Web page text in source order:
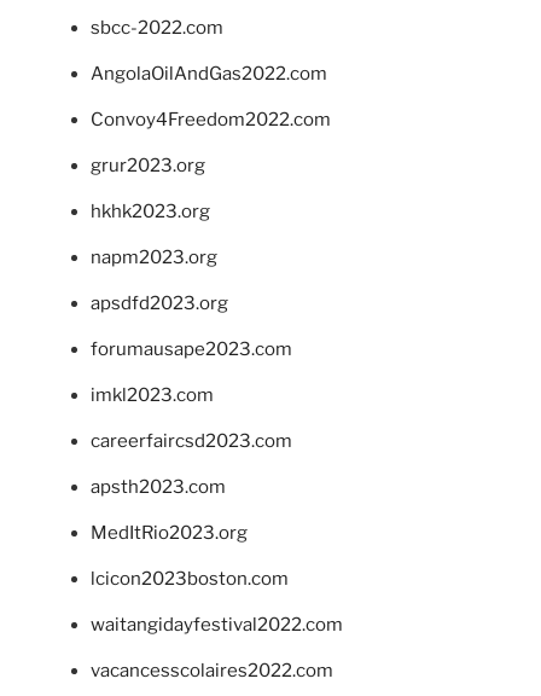
sbcc-2022.com
AngolaOilAndGas2022.com
Convoy4Freedom2022.com
grur2023.org
hkhk2023.org
napm2023.org
apsdfd2023.org
forumausape2023.com
imkl2023.com
careerfaircsd2023.com
apsth2023.com
MedItRio2023.org
lcicon2023boston.com
waitangidayfestival2022.com
vacancesscolaires2022.com